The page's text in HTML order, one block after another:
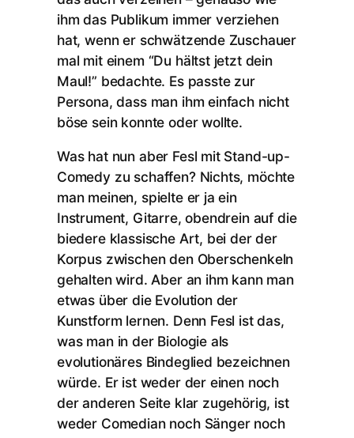
ihm das Publikum immer verziehen
hat, wenn er schwätzende Zuschauer
mal mit einem “Du hältst jetzt dein
Maul!” bedachte. Es passte zur
Persona, dass man ihm einfach nicht
böse sein konnte oder wollte.
Was hat nun aber Fesl mit Stand-up-
Comedy zu schaffen? Nichts, möchte
man meinen, spielte er ja ein
Instrument, Gitarre, obendrein auf die
biedere klassische Art, bei der der
Korpus zwischen den Oberschenkeln
gehalten wird. Aber an ihm kann man
etwas über die Evolution der
Kunstform lernen. Denn Fesl ist das,
was man in der Biologie als
evolutionäres Bindeglied bezeichnen
würde. Er ist weder der einen noch
der anderen Seite klar zugehörig, ist
weder Comedian noch Sänger noch